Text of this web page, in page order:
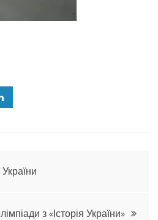
України
з «Історія України»